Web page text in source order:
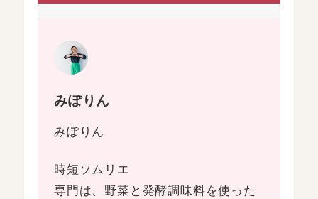
みぽりん
みぽりん
時短ソムリエ
専門は、野菜と発酵調味料を使った